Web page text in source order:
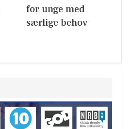
for unge med
særlige behov